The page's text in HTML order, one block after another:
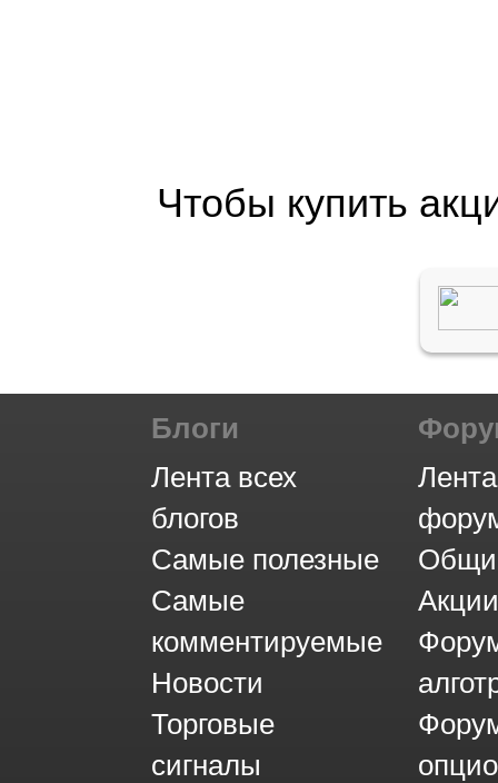
Чтобы купить
Блоги
Лента всех
блогов
Самые полезные
Самые
комментируемые
Новости
Торговые
сигналы
Акции